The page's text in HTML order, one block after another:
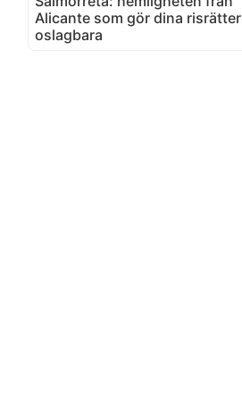
Alicante som gör dina risrätter
oslagbara